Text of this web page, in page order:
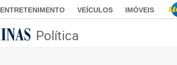
ENTRETENIMENTO VEÍCULOS IMÓVEIS
Política